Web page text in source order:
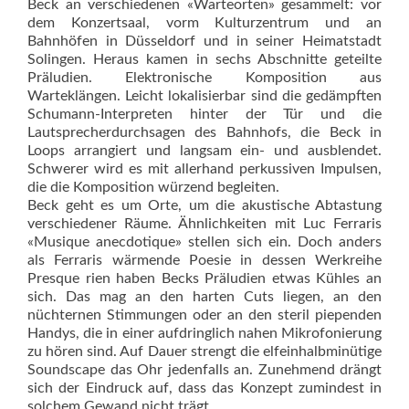
Beck an verschiedenen «Warteorten» gesammelt: vor
dem Kon­zertsaal, vorm Kulturzentrum und an
Bahnhöfen in Düsseldorf und in seiner Heimatstadt
Solingen. Heraus kamen in sechs Abschnitte geteilte
Präludien. Elektronische Komposition aus
Warteklängen. Leicht lokalisierbar sind die gedämpften
Schumann-Interpreten hinter der Tür und die
Lautsprecherdurchsagen des Bahnhofs, die Beck in
Loops arrangiert und langsam ein- und ausblendet.
Schwerer wird es mit allerhand perkussiven Impulsen,
die die Komposition würzend begleiten.
Beck geht es um Orte, um die akustische Abtastung
verschiedener Räume. Ähnlichkeiten mit Luc Ferraris
«Musique anecdotique» stellen sich ein. Doch anders
als Ferraris wärmende Poesie in dessen Werkreihe
Presque rien haben Becks Präludien etwas Kühles an
sich. Das mag an den harten Cuts liegen, an den
nüchternen Stimmungen oder an den steril piependen
Handys, die in einer aufdringlich nahen Mikrofonierung
zu hören sind. Auf Dauer strengt die elfeinhalbminütige
Sound­scape das Ohr jedenfalls an. Zunehmend drängt
sich der Eindruck auf, dass das Konzept zumindest in